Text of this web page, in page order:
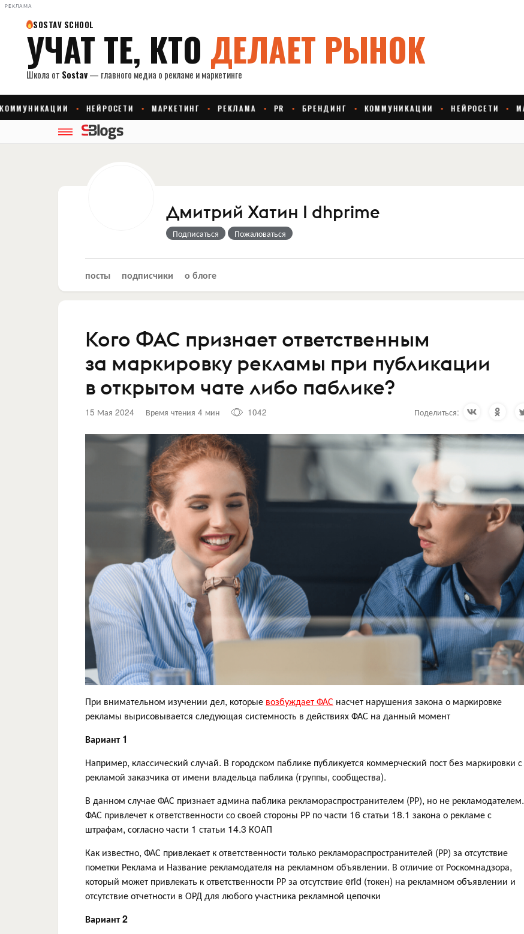
РЕКЛАМА
Дмитрий Хатин I dhprime
Подписаться Пожаловаться
посты подписчики о блоге
Кого ФАС признает ответственным
за маркировку рекламы при публикации
в открытом чате либо паблике?
15 Мая 2024 Время чтения 4 мин 1042 Поделиться:
При внимательном изучении дел, которые возбуждает ФАС насчет нарушения закона о маркировке
рекламы вырисовывается следующая системность в действиях ФАС на данный момент
Вариант 1
Например, классический случай. В городском паблике публикуется коммерческий пост без маркировки с
рекламой заказчика от имени владельца паблика (группы, сообщества).
В данном случае ФАС признает админа паблика рекламораспространителем (РР), но не рекламодателем.
ФАС привлечет к ответственности со своей стороны РР по части 16 статьи 18.1 закона о рекламе с
штрафам, согласно части 1 статьи 14.3 КОАП
Как известно, ФАС привлекает к ответственности только рекламораспространителей (РР) за отсутствие
пометки Реклама и Название рекламодателя на рекламном объявлении. В отличие от Роскомнадзора,
который может привлекать к ответственности РР за отсутствие erid (токен) на рекламном объявлении и
отсутствие отчетности в ОРД для любого участника рекламной цепочки
Вариант 2